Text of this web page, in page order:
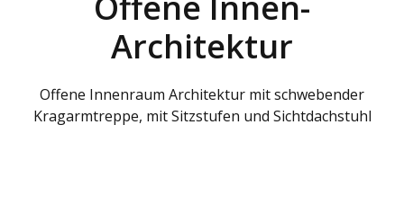
Architektur
Offene Innenraum Architektur mit schwebender
Kragarmtreppe, mit Sitzstufen und Sichtdachstuhl